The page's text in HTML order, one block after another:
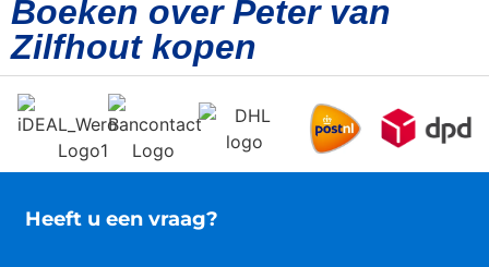
Boeken over Peter van
Zilfhout kopen
Heeft u een vraag?